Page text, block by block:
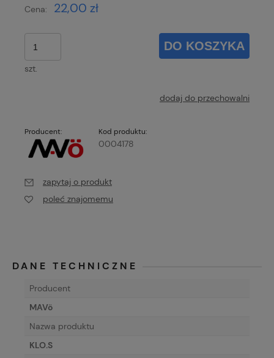
Cena: 22,00 zł
szt.
DO KOSZYKA
dodaj do przechowalni
Producent: Kod produktu:
0004178
zapytaj o produkt
poleć znajomemu
DANE TECHNICZNE
Producent
MAVö
Nazwa produktu
KLO.S